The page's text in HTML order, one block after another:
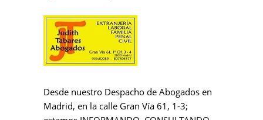
Desde nuestro Despacho de Abogados en
Madrid, en la calle Gran Vía 61, 1-3;